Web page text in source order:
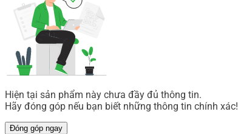
Hiện tại sản phẩm này chưa đầy đủ thông tin.
Hãy đóng góp nếu bạn biết những thông tin chính xác!
Đóng góp ngay